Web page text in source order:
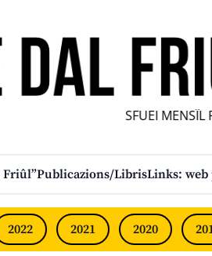
SFUEI MENSÎL
Friûl”Publicazions/LibrisLinks:
2022 2021 2020